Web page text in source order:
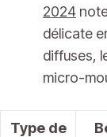
2024
délicate
diffuses,
micro-
Type de